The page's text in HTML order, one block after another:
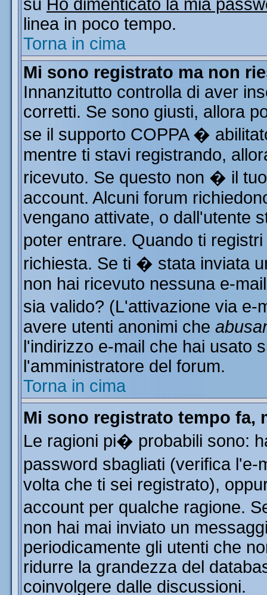
su Ho dimenticato la mia
linea in poco tempo.
Torna in cima
Mi sono registrato ma non
Innanzitutto controlla di aver
corretti. Se sono giusti, allora
se il supporto COPPA �
mentre ti stavi registrando,
ricevuto. Se questo non � il
account. Alcuni forum
vengano attivate, o dall'utente
poter entrare. Quando ti
richiesta. Se ti � stata inviata
non hai ricevuto nessuna e-
sia valido? (L'attivazione via
avere utenti anonimi che
l'indirizzo e-mail che hai usato
l'amministratore del forum.
Torna in cima
Mi sono registrato tempo
Le ragioni pi� probabili sono:
password sbagliati (verifica
volta che ti sei registrato),
account per qualche ragione.
non hai mai inviato un
periodicamente gli utenti che
ridurre la grandezza del
coinvolgere dalle discussioni.